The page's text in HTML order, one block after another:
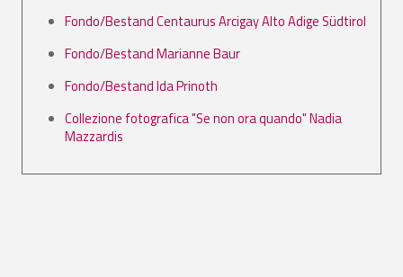
Fondo/Bestand Centaurus Arcigay Alto Adige Südtirol
Fondo/Bestand Marianne Baur
Fondo/Bestand Ida Prinoth
Collezione fotografica "Se non ora quando" Nadia
Mazzardis